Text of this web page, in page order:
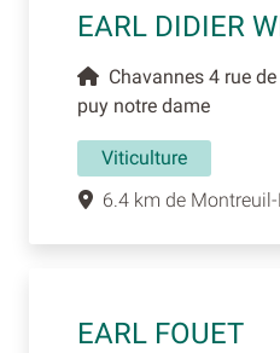
EARL DIDIER
Chavannes 4 rue
puy notre dame
Viticulture
6.4 km de
EARL FOUET